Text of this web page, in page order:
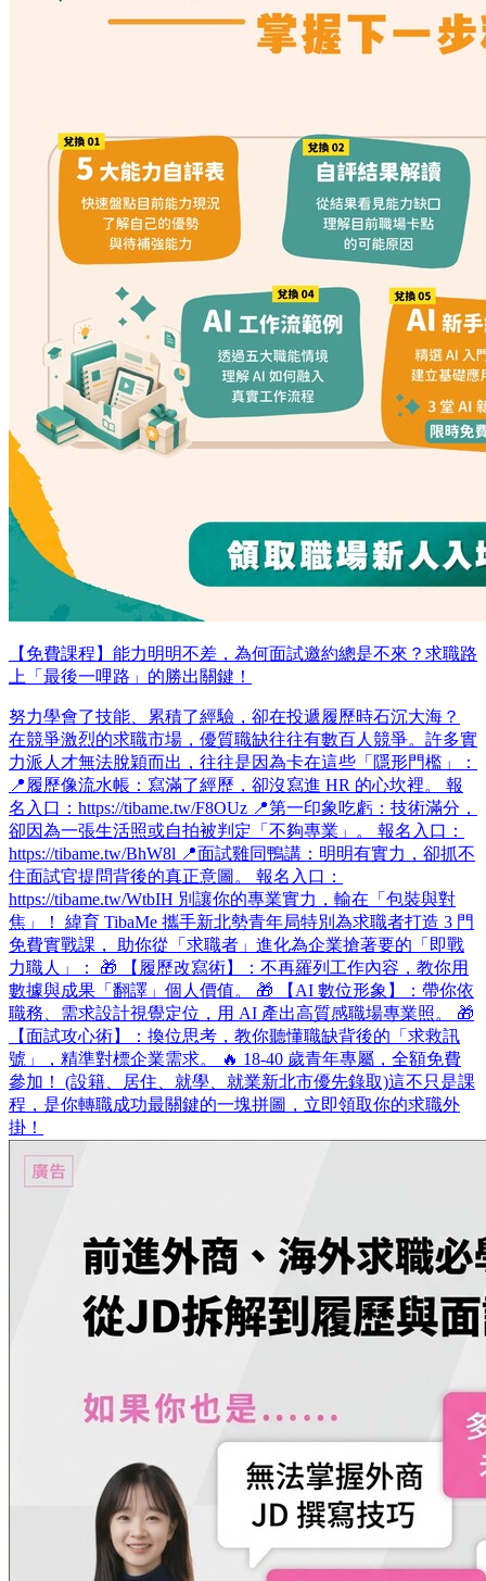
【免費課程】能力明明不差，為何面試邀約總是不來？求職路
上「最後一哩路」的勝出關鍵！
努力學會了技能、累積了經驗，卻在投遞履歷時石沉大海？
在競爭激烈的求職市場，優質職缺往往有數百人競爭。許多實
力派人才無法脫穎而出，往往是因為卡在這些「隱形門檻」：
📍履歷像流水帳：寫滿了經歷，卻沒寫進 HR 的心坎裡。 報
名入口：https://tibame.tw/F8OUz 📍第一印象吃虧：技術滿分，
卻因為一張生活照或自拍被判定「不夠專業」。 報名入口：
https://tibame.tw/BhW8l 📍面試雞同鴨講：明明有實力，卻抓不
住面試官提問背後的真正意圖。 報名入口：
https://tibame.tw/WtbIH 別讓你的專業實力，輸在「包裝與對
焦」！ 緯育 TibaMe 攜手新北勢青年局特別為求職者打造 3 門
免費實戰課， 助你從「求職者」進化為企業搶著要的「即戰
力職人」： 🎁 【履歷改寫術】：不再羅列工作內容，教你用
數據與成果「翻譯」個人價值。 🎁 【AI 數位形象】：帶你依
職務、需求設計視覺定位，用 AI 產出高質感職場專業照。 🎁
【面試攻心術】：換位思考，教你聽懂職缺背後的「求救訊
號」，精準對標企業需求。 🔥 18-40 歲青年專屬，全額免費
參加！ (設籍、居住、就學、就業新北市優先錄取)​ 這不只是課
程，是你轉職成功最關鍵的一塊拼圖，立即領取你的求職外
掛！